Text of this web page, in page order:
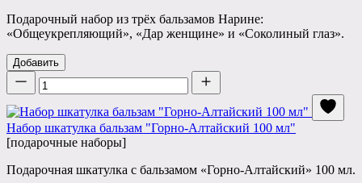
Подарочный набор из трёх бальзамов Нарине:
«Общеукрепляющий», «Дар женщине» и «Соколиный глаз».
Добавить
Количество
Набор шкатулка бальзам "Горно-Алтайский 100 мл"
[подарочные наборы]
Подарочная шкатулка с бальзамом «Горно-Алтайский» 100 мл.